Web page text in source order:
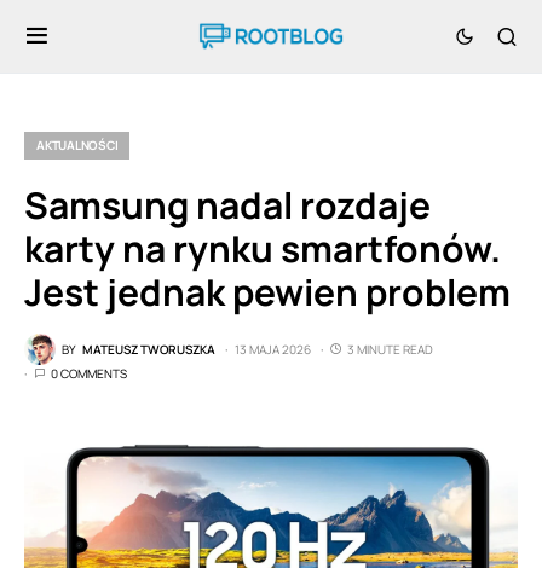
AKTUALNOŚCI
Samsung nadal rozdaje
karty na rynku smartfonów.
Jest jednak pewien problem
BY MATEUSZ TWORUSZKA 13 MAJA 2026
3 MINUTE READ
0 COMMENTS